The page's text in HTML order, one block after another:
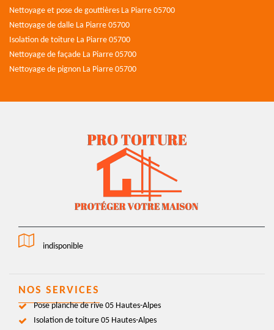
Nettoyage et pose de gouttières La Piarre 05700
Nettoyage de dalle La Piarre 05700
Isolation de toiture La Piarre 05700
Nettoyage de façade La Piarre 05700
Nettoyage de pignon La Piarre 05700
indisponible
NOS SERVICES
Pose planche de rive 05 Hautes-Alpes
Isolation de toiture 05 Hautes-Alpes